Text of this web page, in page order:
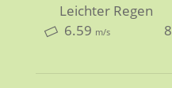
Leichter Regen
6.59 m/s